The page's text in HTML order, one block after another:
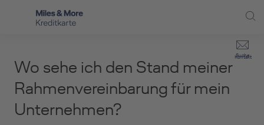
Direkt zur Suche (Enter drücken)
Direkt zum Hauptinhalt (Enter drücken)
Kontakt
Suche
Selbstständige
Unternehmen
Miles & More Programm
Wo sehe ich den Stand meiner
Rahmenvereinbarung für mein
Unternehmen?